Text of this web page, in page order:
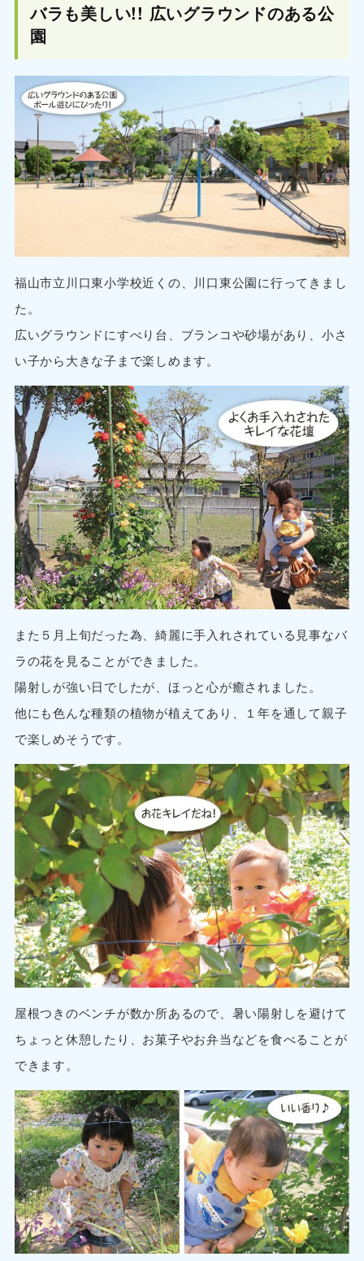
バラも美しい!! 広いグラウンドのある公
園
福山市立川口東小学校近くの、川口東公園に行ってきまし
た。
広いグラウンドにすべり台、ブランコや砂場があり、小さ
い子から大きな子まで楽しめます。
また５月上旬だった為、綺麗に手入れされている見事なバ
ラの花を見ることができました。
陽射しが強い日でしたが、ほっと心が癒されました。
他にも色んな種類の植物が植えてあり、１年を通して親子
で楽しめそうです。
屋根つきのベンチが数か所あるので、暑い陽射しを避けて
ちょっと休憩したり、お菓子やお弁当などを食べることが
できます。